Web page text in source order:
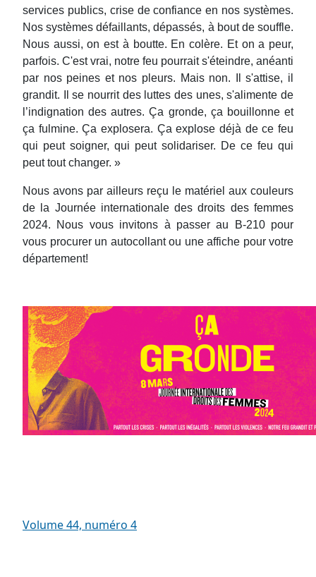
services publics, crise de confiance en nos systèmes.
Nos systèmes défaillants, dépassés, à bout de souffle.
Nous aussi, on est à boutte. En colère. Et on a peur,
parfois. C'est vrai, notre feu pourrait s'éteindre, anéanti
par nos peines et nos pleurs. Mais non. Il s'attise, il
grandit. Il se nourrit des luttes des unes, s'alimente de
l’indignation des autres. Ça gronde, ça bouillonne et
ça fulmine. Ça explosera. Ça explose déjà de ce feu
qui peut soigner, qui peut solidariser. De ce feu qui
peut tout changer. »
Nous avons par ailleurs reçu le matériel aux couleurs
de la Journée internationale des droits des femmes
2024. Nous vous invitons à passer au B-210 pour
vous procurer un autocollant ou une affiche pour votre
département!
Volume 44, numéro 4